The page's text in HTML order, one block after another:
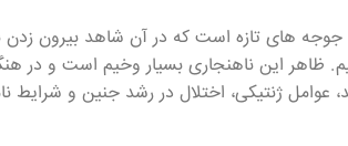
جوجه های تازه است که در آن شاهد بیرون
ظاهر این ناهنجاری بسیار وخیم است و در
عوامل ژنتیکی، اختلال در رشد جنین و